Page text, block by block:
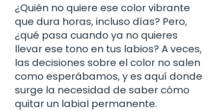
¿Quién no quiere ese color vibrante
que dura horas, incluso días? Pero,
¿qué pasa cuando ya no quieres
llevar ese tono en tus labios? A veces,
las decisiones sobre el color no salen
como esperábamos, y es aquí donde
surge la necesidad de saber cómo
quitar un labial permanente.